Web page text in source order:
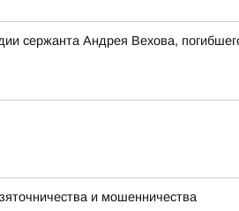
сержанта Андрея Вехова,
и мошенничества